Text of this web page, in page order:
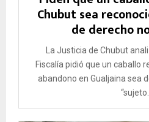
Chubut sea
de derecho
La Justicia de Chubut
Fiscalía pidió que un caballo
abandono en Gualjaina sea
“sujeto...